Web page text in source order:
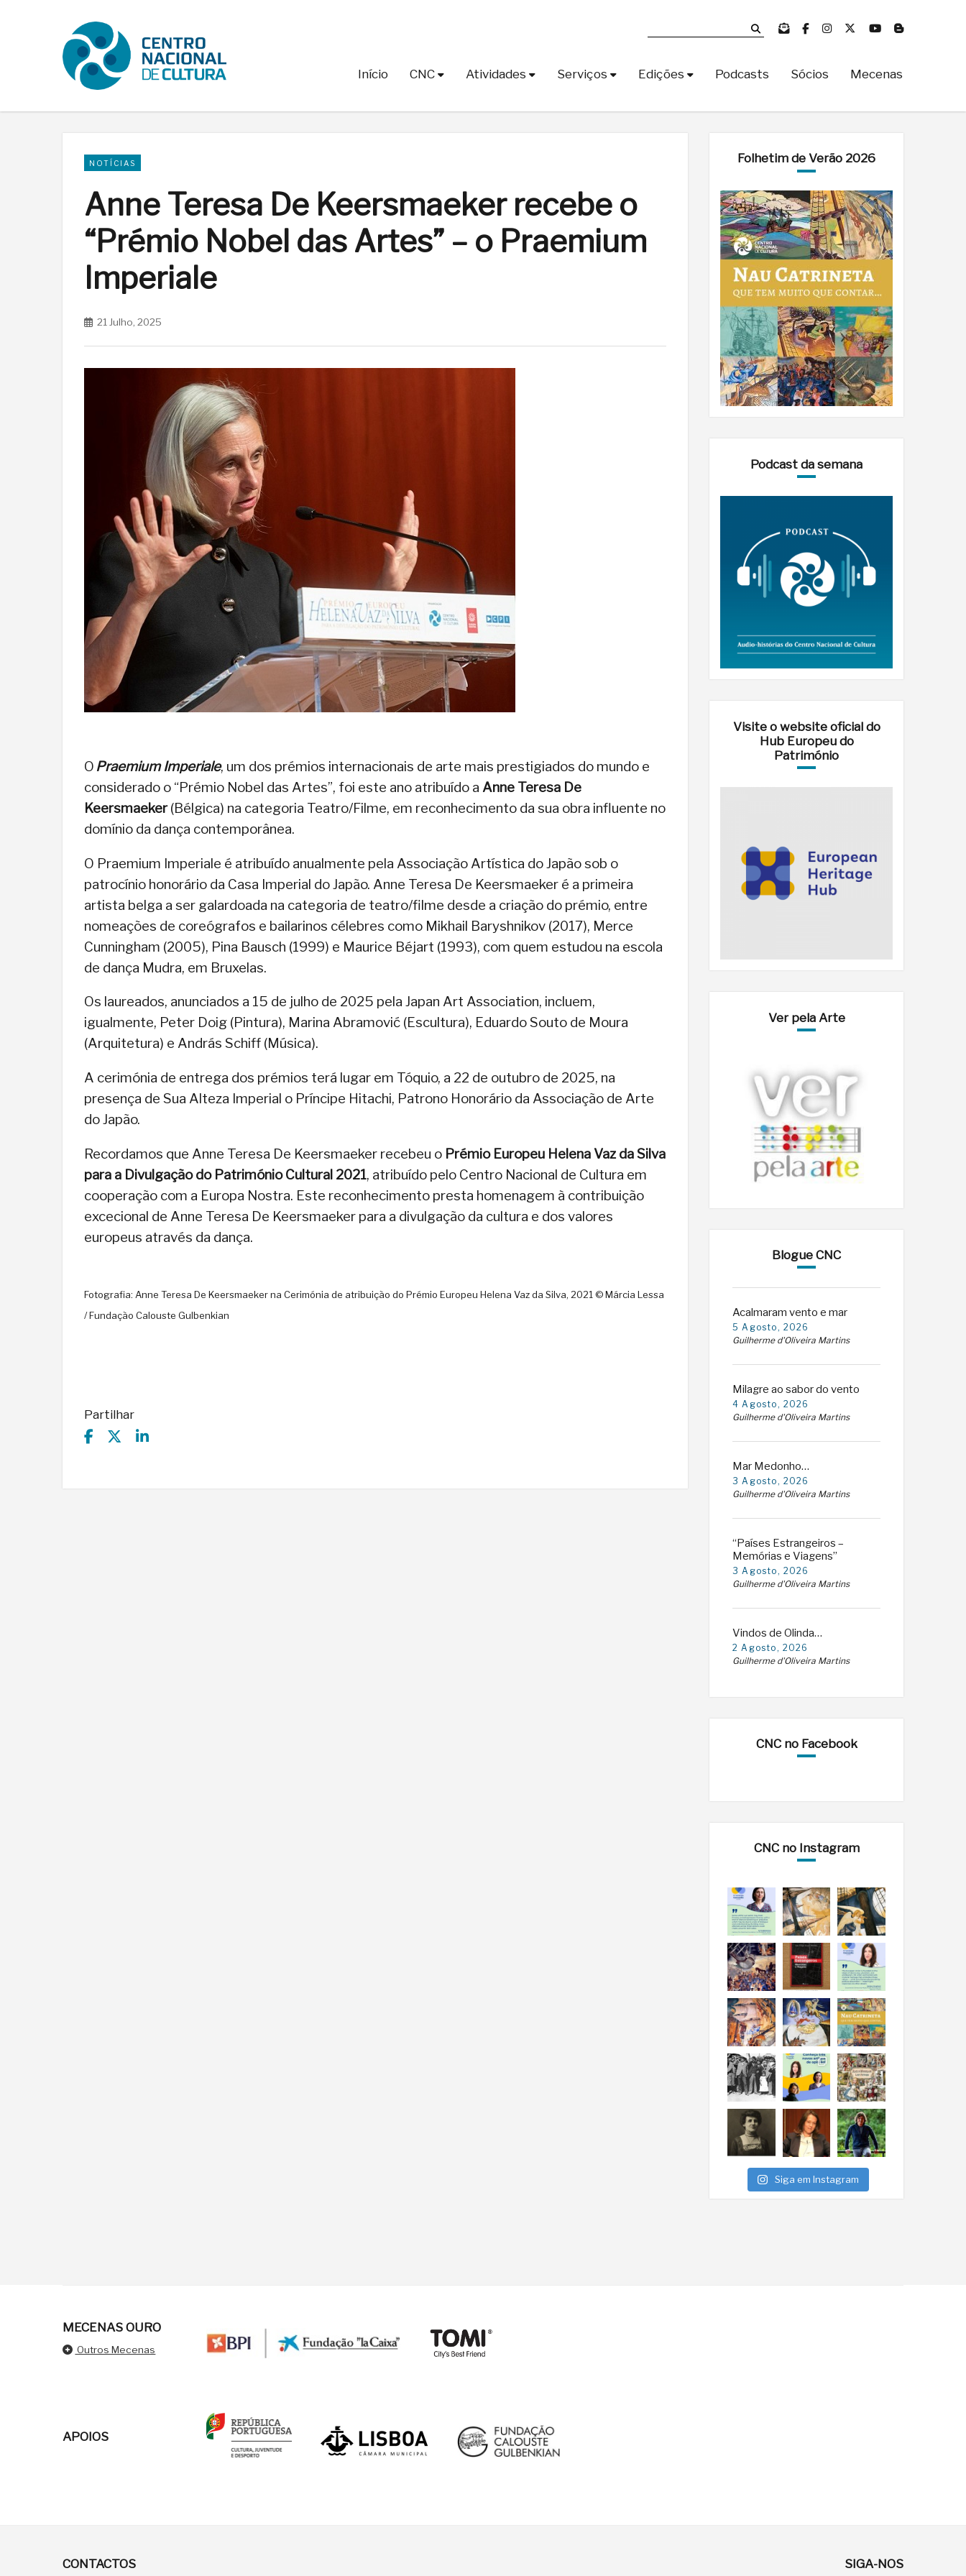
Início CNC Atividades Serviços Edições Podcasts Sócios Mecenas
NOTÍCIAS
Anne Teresa De Keersmaeker recebe o
“Prémio Nobel das Artes” – o Praemium
Imperiale
21 Julho, 2025
O Praemium Imperiale, um dos prémios internacionais de arte mais prestigiados do mundo e
considerado o “Prémio Nobel das Artes”, foi este ano atribuído a Anne Teresa De
Keersmaeker(Bélgica) na categoria Teatro/Filme, em reconhecimento da sua obra influente no
domínio da dança contemporânea.
O Praemium Imperiale é atribuído anualmente pela Associação Artística do Japão sob o
patrocínio honorário da Casa Imperial do Japão. Anne Teresa De Keersmaeker é a primeira
artista belga a ser galardoada na categoria de teatro/filme desde a criação do prémio, entre
nomeações de coreógrafos e bailarinos célebres como Mikhail Baryshnikov (2017), Merce
Cunningham (2005), Pina Bausch (1999) e Maurice Béjart (1993), com quem estudou na escola
de dança Mudra, em Bruxelas.
Os laureados, anunciados a 15 de julho de 2025 pela Japan Art Association, incluem,
igualmente, Peter Doig (Pintura), Marina Abramović (Escultura), Eduardo Souto de Moura
(Arquitetura) e András Schiff (Música).
A cerimónia de entrega dos prémios terá lugar em Tóquio, a 22 de outubro de 2025, na
presença de Sua Alteza Imperial o Príncipe Hitachi, Patrono Honorário da Associação de Arte
do Japão.
Recordamos que Anne Teresa De Keersmaeker recebeu o Prémio Europeu Helena Vaz da Silva
para a Divulgação do Património Cultural 2021, atribuído pelo Centro Nacional de Cultura em
cooperação com a Europa Nostra. Este reconhecimento presta homenagem à contribuição
excecional de Anne Teresa De Keersmaeker para a divulgação da cultura e dos valores
europeus através da dança.
Fotografia: Anne Teresa De Keersmaeker na Cerimónia de atribuição do Prémio Europeu Helena Vaz da Silva, 2021 © Márcia Lessa
/ Fundação Calouste Gulbenkian
Partilhar
Folhetim de Verão 2026
Podcast da semana
Visite o website oficial do
Hub Europeu do
Património
Ver pela Arte
Blogue CNC
Acalmaram vento e mar
5 Agosto, 2026
Guilherme d'Oliveira Martins
Milagre ao sabor do vento
4 Agosto, 2026
Guilherme d'Oliveira Martins
Mar Medonho…
3 Agosto, 2026
Guilherme d'Oliveira Martins
“Países Estrangeiros –
Memórias e Viagens”
3 Agosto, 2026
Guilherme d'Oliveira Martins
Vindos de Olinda…
2 Agosto, 2026
Guilherme d'Oliveira Martins
CNC no Facebook
CNC no Instagram
Siga em Instagram
MECENAS OURO
Outros Mecenas
APOIOS
CONTACTOS SIGA-NOS